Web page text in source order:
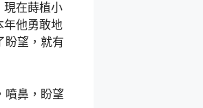
現在蒔植小
年他勇敢地
盼望，就有
噴鼻，盼望